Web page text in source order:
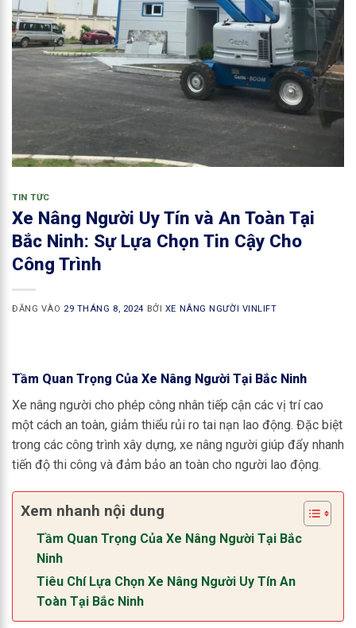
TIN TỨC
Xe Nâng Người Uy Tín và An Toàn Tại
Bắc Ninh: Sự Lựa Chọn Tin Cậy Cho
Công Trình
ĐĂNG VÀO 29 THÁNG 8, 2024 BỞI XE NÂNG NGƯỜI VINLIFT
Tầm Quan Trọng Của Xe Nâng Người Tại Bắc Ninh
Xe nâng người cho phép công nhân tiếp cận các vị trí cao
một cách an toàn, giảm thiểu rủi ro tai nạn lao động. Đặc biệt
trong các công trình xây dựng, xe nâng người giúp đẩy nhanh
tiến độ thi công và đảm bảo an toàn cho người lao động.
Xem nhanh nội dung
Tầm Quan Trọng Của Xe Nâng Người Tại Bắc
Ninh
Tiêu Chí Lựa Chọn Xe Nâng Người Uy Tín An
Toàn Tại Bắc Ninh